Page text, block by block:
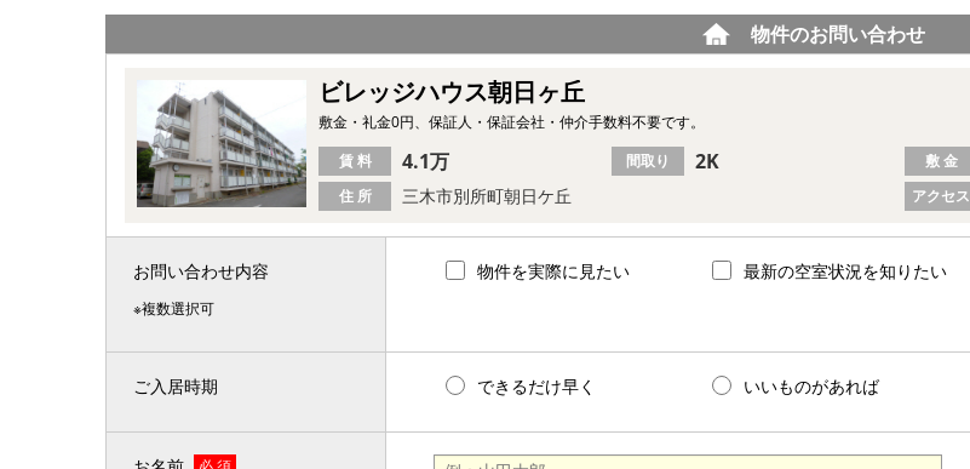
物件のお問い合わせ
ビレッジハウス朝日ヶ丘
敷金・礼金0円、保証人・保証会社・仲介手数料不要です。
住 所 三木市別所町朝日ケ丘 アクセス
賃 料 4.1万 間取り 2K 敷 金
お問い合わせ内容
※複数選択可
物件を実際に見たい 最新の空室状況を知りたい
ご入居時期 できるだけ早く いいものがあれば